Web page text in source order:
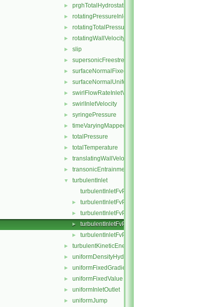
► prghTotalHydrostaticPressure
► rotatingPressureInletOutletVelocity
► rotatingTotalPressure
► rotatingWallVelocity
► slip
► supersonicFreestream
► surfaceNormalFixedValue
► surfaceNormalUniformFixedValue
► swirlFlowRateInletVelocity
► swirlInletVelocity
► syringePressure
► timeVaryingMappedFixedValue
► totalPressure
► totalTemperature
► translatingWallVelocity
► transonicEntrainmentPressure
▼
turbulentInlet
turbulentInletFvPatchField.C
► turbulentInletFvPatchField.H
► turbulentInletFvPatchFields.C
► turbulentInletFvPatchFields.H
► turbulentInletFvPatchFieldsFwd.H
► turbulentKineticEnergy
► uniformDensityHydrostaticPressure
► uniformFixedGradient
► uniformFixedValue
► uniformInletOutlet
► uniformJump